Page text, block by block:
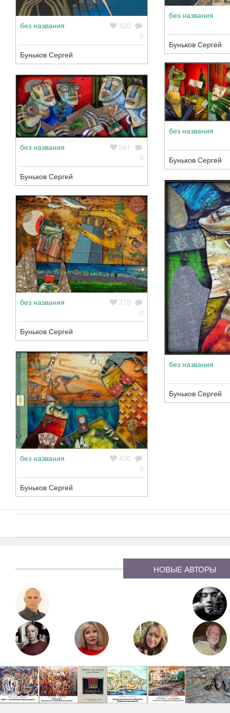
без названия
Буньков Сергей
без названия
320
0
Буньков Сергей
без названия
Буньков Сергей
без названия
361
0
Буньков Сергей
без названия
Буньков Сергей
без названия
378
0
Буньков Сергей
без названия
406
0
Буньков Сергей
НОВЫЕ АВТОРЫ